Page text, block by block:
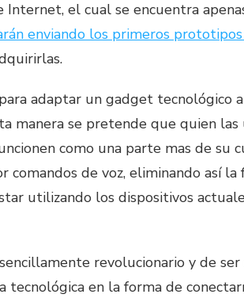
el cual se encuentra
enviando los primeros
adaptar un gadget tecnológico
manera se pretende que quien las
como una parte mas de su
de voz, eliminando así la
utilizando los dispositivos
revolucionario y de
tecnológica en la forma de